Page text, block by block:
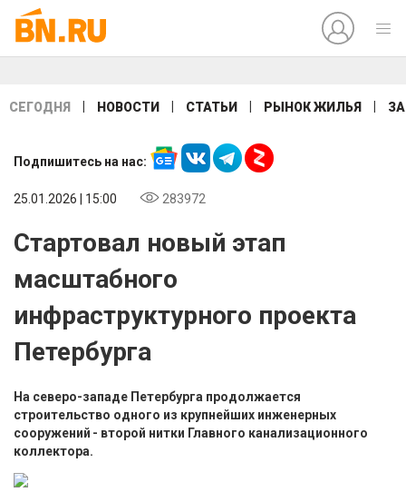
СЕГОДНЯ НОВОСТИ СТАТЬИ РЫНОК ЖИЛЬЯ
Подпишитесь на нас:
25.01.2026 | 15:00 283972
Стартовал новый этап
масштабного
инфраструктурного проекта
Петербурга
На северо-западе Петербурга продолжается
строительство одного из крупнейших инженерных
сооружений - второй нитки Главного канализационного
коллектора.